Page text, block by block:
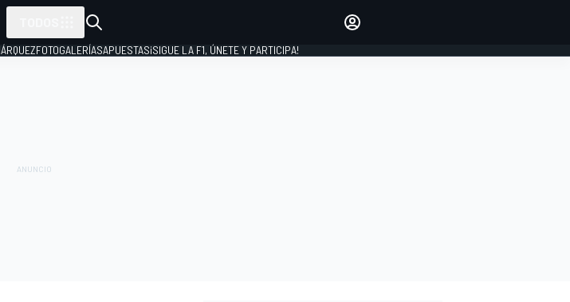
FOTOGALERÍASAPUESTAS¡SIGUE LA F1, ÚNETE Y PARTICIPA!